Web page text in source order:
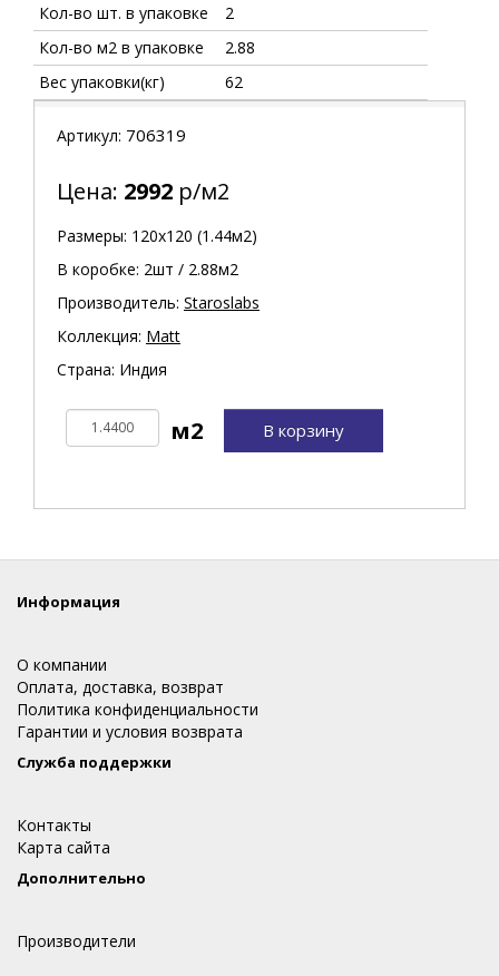
Кол-во шт. в упаковке
2
Кол-во м2 в упаковке
2.88
Вес упаковки(кг)
62
Артикул: 706319
Цена: 2992 р/м2
Размеры: 120х120 (1.44м2)
В коробке: 2шт / 2.88м2
Производитель: Staroslabs
Коллекция: Matt
Страна: Индия
В корзину
Информация
О компании
Оплата, доставка, возврат
Политика конфиденциальности
Гарантии и условия возврата
Служба поддержки
Контакты
Карта сайта
Дополнительно
Производители